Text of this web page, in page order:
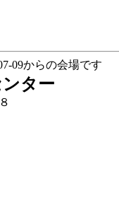
09からの会場です
ター